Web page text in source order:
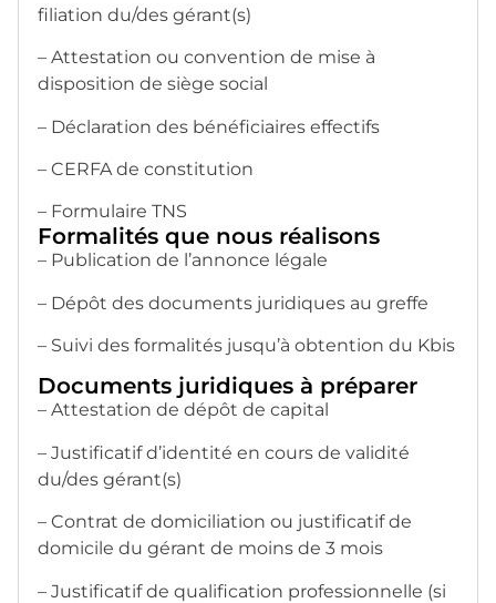
filiation du/des gérant(s)
– Attestation ou convention de mise à
disposition de siège social
– Déclaration des bénéficiaires effectifs
– CERFA de constitution
– Formulaire TNS
Formalités que nous réalisons
– Publication de l’annonce légale
– Dépôt des documents juridiques au greffe
– Suivi des formalités jusqu’à obtention du Kbis
Documents juridiques à préparer
– Attestation de dépôt de capital
– Justificatif d’identité en cours de validité
du/des gérant(s)
– Contrat de domiciliation ou justificatif de
domicile du gérant de moins de 3 mois
– Justificatif de qualification professionnelle (si